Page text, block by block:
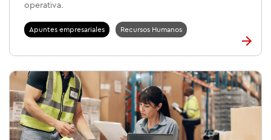
operativa.
Apuntes empresariales Recursos Humanos